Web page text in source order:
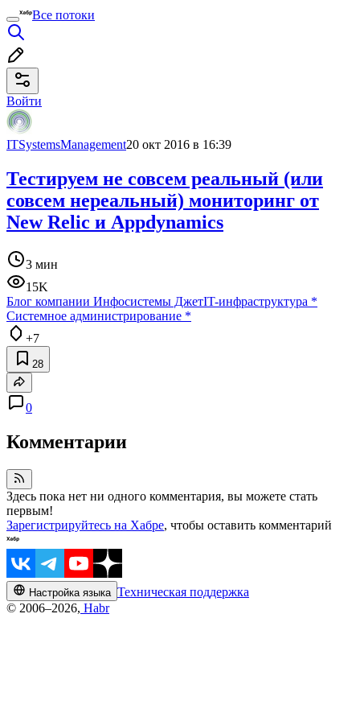
Все потоки
Войти
ITSystemsManagement20 окт 2016 в 16:39
Тестируем не совсем реальный (или
совсем нереальный) мониторинг от
New Relic и Appdynamics
3 мин
15K
Блог компании Инфосистемы ДжетIT-инфраструктура *
Системное администрирование *
+7
28
0
Комментарии
Здесь пока нет ни одного комментария, вы можете стать
первым!
Зарегистрируйтесь на Хабре, чтобы оставить комментарий
Настройка языка Техническая поддержка
© 2006–2026, Habr